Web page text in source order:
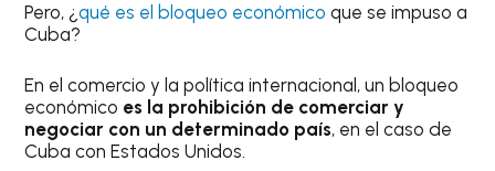
Pero, ¿qué es el bloqueo económico que se impuso a
Cuba?
En el comercio y la política internacional, un bloqueo
económico es la prohibición de comerciar y
negociar con un determinado país, en el caso de
Cuba con Estados Unidos.